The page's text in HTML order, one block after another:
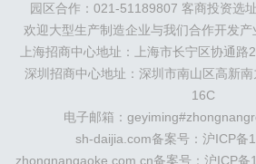
阳
大连 海外园区： 印尼 泰国 越南
亚
新加坡 墨西哥 荷兰 美国 地产
科
华夏幸福 联东U谷 万洋 均和
400-0123-021
园区合作：021-51189807 客商投资选
欢迎大型生产制造企业与我们合作开发
上海招商中心地址：上海市长宁区协通
深圳招商中心地址：深圳市南山区高新
16C
电子邮箱：
sh-daijia.com备案号： 沪ICP备
zhongnangaoke.com.cn备案号： 沪ICP备